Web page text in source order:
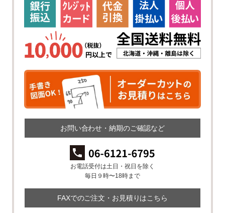
お問い合わせ・納期のご確認など
お電話受付は土日・祝日を除く
毎日９時〜18時まで
FAXでのご注文・お見積りはこちら